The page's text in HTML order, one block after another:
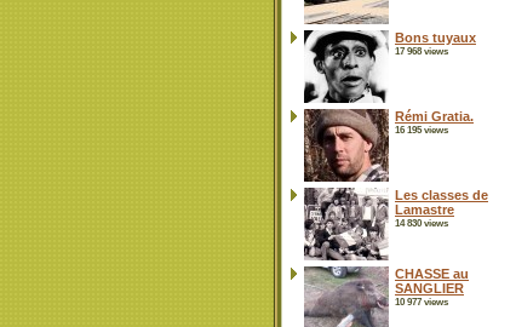
Bons tuyaux
17 968 views
Rémi Gratia.
16 195 views
Les classes de
Lamastre
14 830 views
CHASSE au
SANGLIER
10 977 views